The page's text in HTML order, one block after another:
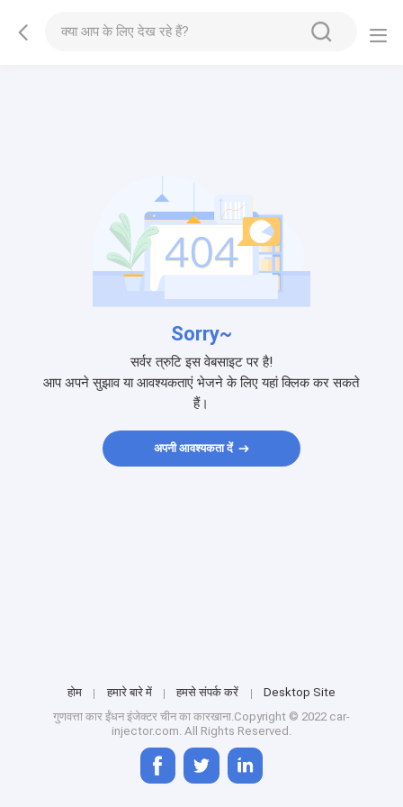
Sorry~
सर्वर त्रुटि इस वेबसाइट पर है!
आप अपने सुझाव या आवश्यकताएं भेजने के लिए यहां क्लिक कर सकते
हैं।
अपनी आवश्यकता दें
होम हमारे बारे में हमसे संपर्क करें
Desktop Site
गुणवत्ता कार ईंधन इंजेक्टर चीन का कारखाना.Copyright © 2022 car-
injector.com. All Rights Reserved.